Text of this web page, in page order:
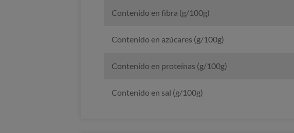
Contenido en fibra (g/100g)
Contenido en azúcares (g/100g)
Contenido en proteínas (g/100g)
Contenido en sal (g/100g)